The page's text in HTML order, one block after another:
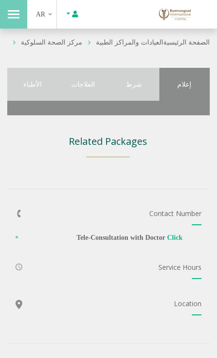
AR
الصفحة الرئيسيةالعيادات والمراكز الطبية مركز الصحة السلوكية
إعلام شرط العلاجات الأطباء
Related Packages
Contact Number
Tele-Consultation with Doctor Click
Service Hours
Location